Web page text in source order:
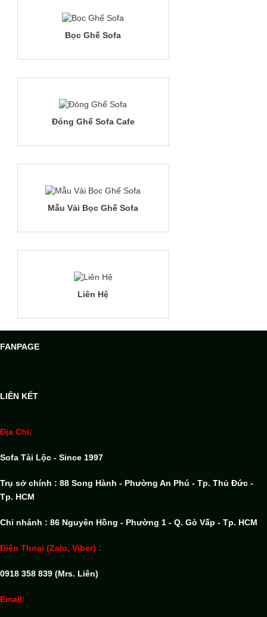
Bọc Ghế Sofa
Đóng Ghế Sofa Cafe
Mẫu Vải Bọc Ghế Sofa
Liên Hệ
FANPAGE
LIÊN KẾT
Địa Chỉ:
Sofa Tài Lộc - Since 1997
Trụ sở chính : 88 Song Hành - Phường An Phú - Tp. Thủ Đức -
Tp. HCM
Chi nhánh : 86 Nguyên Hồng - Phường 1 - Q. Gò Vấp - Tp. HCM
Điện Thoại (Zalo, Viber) :
0918 358 839 (Mrs. Liên)
Email: